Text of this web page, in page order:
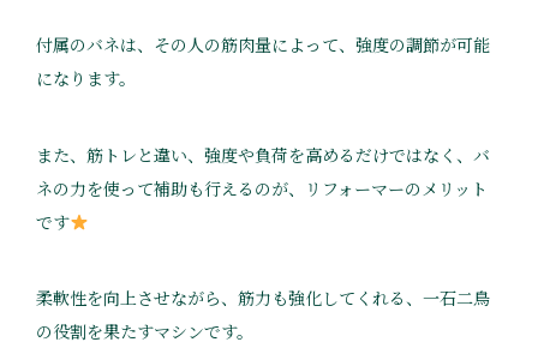
付属のバネは、その人の筋肉量によって、強度の調節が可能
になります。
また、筋トレと違い、強度や負荷を高めるだけではなく、バ
ネの力を使って補助も行えるのが、リフォーマーのメリット
です
柔軟性を向上させながら、筋力も強化してくれる、一石二鳥
の役割を果たすマシンです。